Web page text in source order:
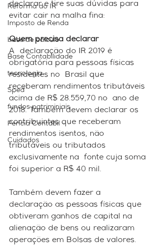
Reforma do IR
Imposto de Renda
base de cálculo
Base Contabilidade
tecnologia
Sped
fundos patriminiais
Perícia Contábil
Cuidados
declarar e tire suas dúvidas para
evitar cair na malha fina:
Quem precisa declarar
A  declaração do IR 2019 é
obrigatória para pessoas físicas
residentes no  Brasil que
receberam rendimentos tributáveis
acima de R$ 28.559,70 no  ano de
2018. Também devem declarar os
contribuintes que receberam
rendimentos isentos, não
tributáveis ou tributados
exclusivamente na  fonte cuja soma
foi superior a R$ 40 mil.
Também devem fazer a
declaração as pessoas físicas que
obtiveram ganhos de capital na
alienação de bens ou realizaram
operações em Bolsas de valores.